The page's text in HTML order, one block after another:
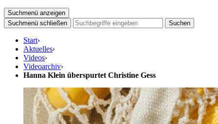
Suchmenü anzeigen
Suchmenü schließen
Suchen
Start›
Aktuelles›
Videos›
Videoarchiv›
Hanna Klein überspurtet Christine Gess